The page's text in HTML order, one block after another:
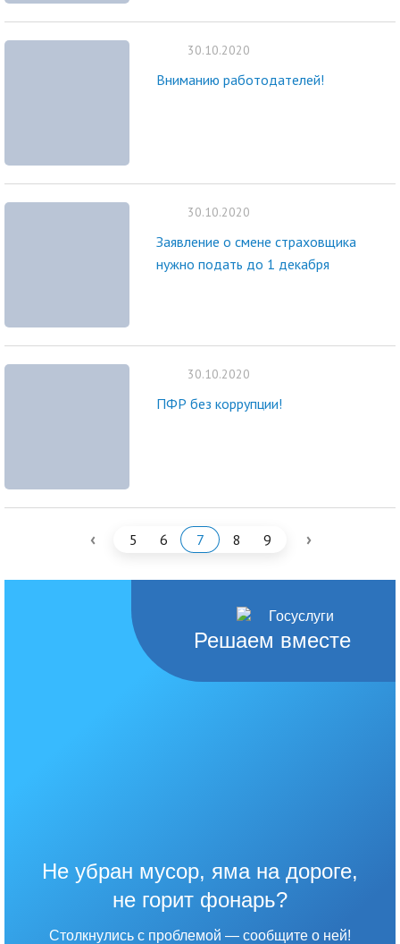
30.10.2020
Вниманию работодателей!
30.10.2020
Заявление о смене страховщика
нужно подать до 1 декабря
30.10.2020
ПФР без коррупции!
‹ 5 6 7 8 9 ›
Решаем вместе
Не убран мусор, яма на дороге,
не горит фонарь?
Столкнулись с проблемой — сообщите о ней!